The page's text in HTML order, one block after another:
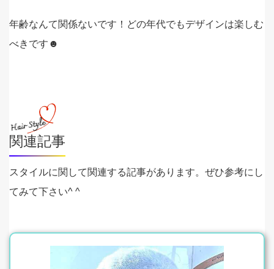
年齢なんて関係ないです！どの年代でもデザインは楽しむ
べきです☻
関連記事
スタイルに関して関連する記事があります。ぜひ参考にし
てみて下さい^ ^